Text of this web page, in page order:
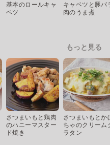
基本のロールキャ
ベツ
キャベツと豚バ
肉のうま煮
もっと見る
さつまいもと鶏肉
のハニーマスター
ド焼き
さつまいもとか
ちゃのクリーム
ラタン